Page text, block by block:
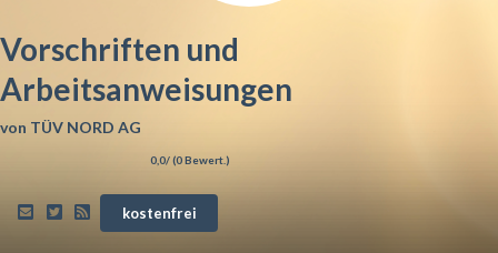
Vorschriften und
Arbeitsanweisungen
von TÜV NORD AG
0,0/ (0Bewert.)
kostenfrei